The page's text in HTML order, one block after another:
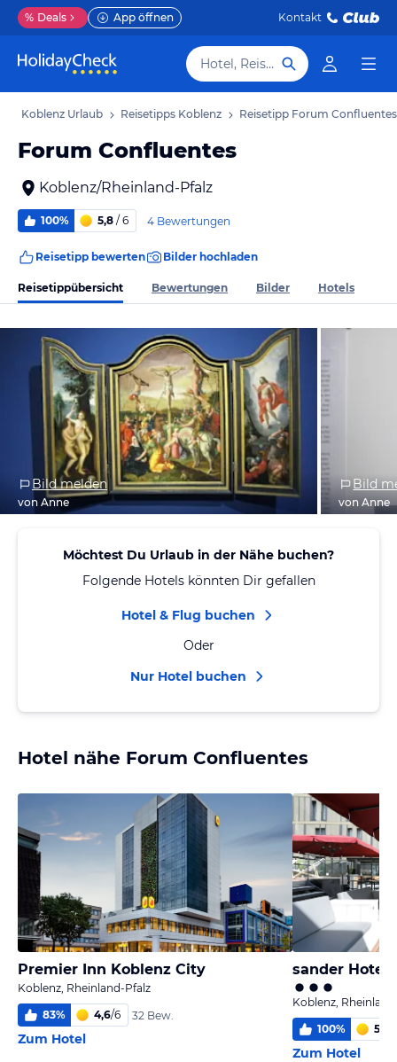
% Deals App öffnen Kontakt
Hotel, Reiseziel
Koblenz Urlaub Reisetipps Koblenz Reisetipp Forum Confluentes
Forum Confluentes
Koblenz/Rheinland-Pfalz
100% 5,8 / 6 4 Bewertungen
Reisetipp bewerten Bilder hochladen
Reisetippübersicht Bewertungen Bilder Hotels
Bild melden
von Anne
Bild
von Anne
Möchtest Du Urlaub in der Nähe buchen?
Folgende Hotels könnten Dir gefallen
Hotel & Flug buchen
Oder
Nur Hotel buchen
Hotel nähe Forum Confluentes
Premier Inn Koblenz City
Koblenz, Rheinland-Pfalz
83% 4,6/6 32 Bew.
Zum Hotel
sander Hotel
Koblenz,
100% 5,6
Zum Hotel